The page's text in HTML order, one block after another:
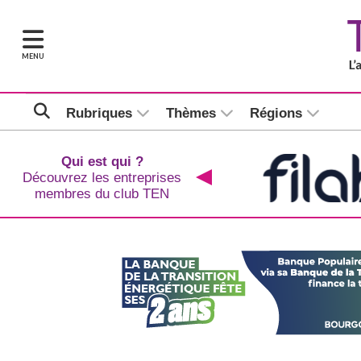
MENU
Rubriques Thèmes Régions
Qui est qui ?
Découvrez les entreprises
membres du club TEN